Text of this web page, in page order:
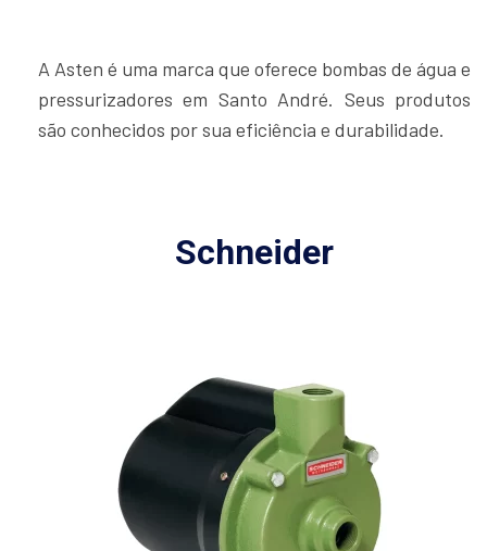
A Asten é uma marca que oferece bombas de água e
pressurizadores em Santo André. Seus produtos
são conhecidos por sua eficiência e durabilidade.
Schneider